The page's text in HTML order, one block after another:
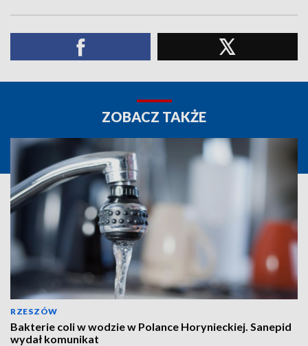
ZOBACZ TAKŻE
RZESZÓW
Bakterie coli w wodzie w Polance Horynieckiej. Sanepid
wydał komunikat